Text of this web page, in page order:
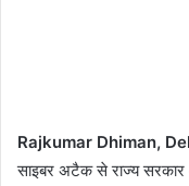
Rajkumar Dhiman,
साइबर अटैक से राज्य